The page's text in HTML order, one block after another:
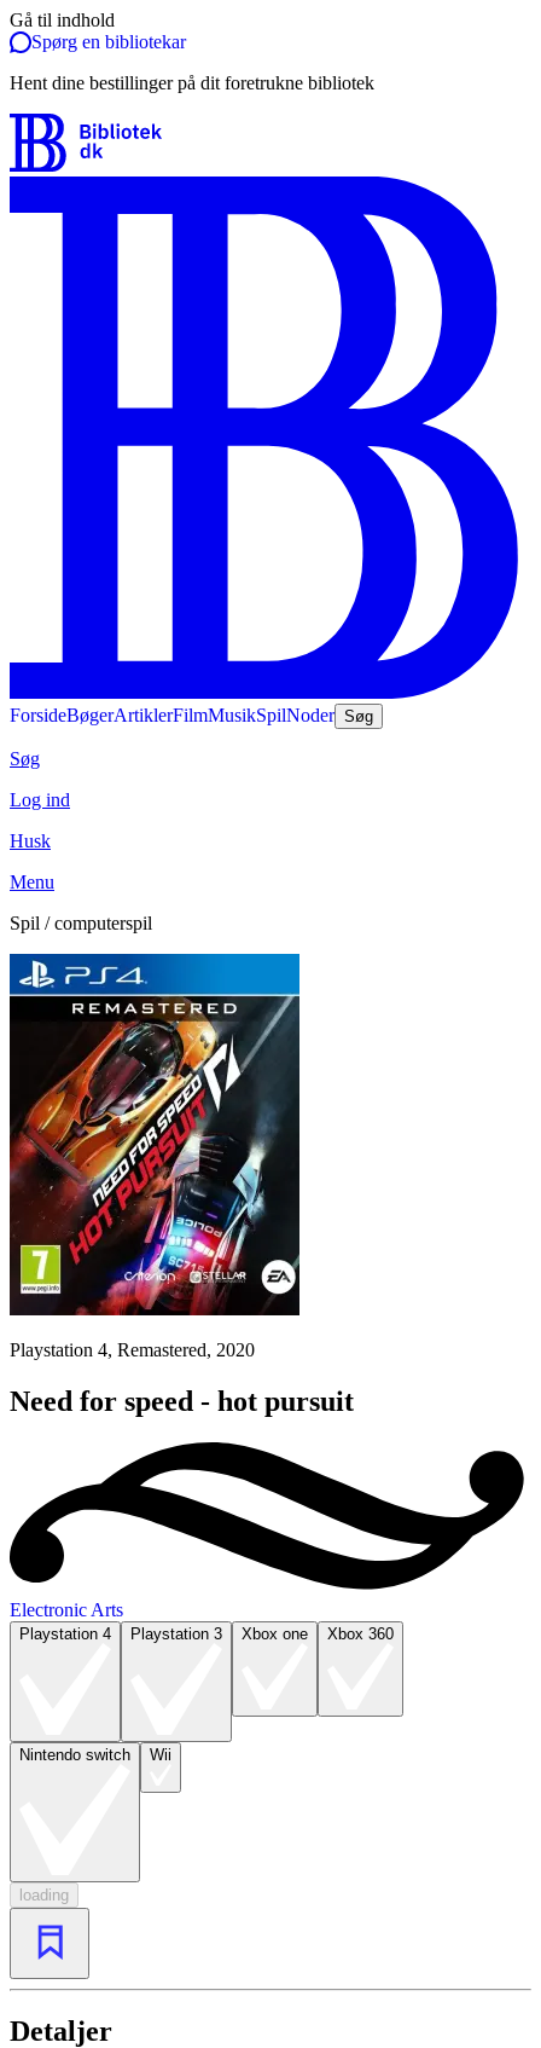
Gå til indhold
Spørg en bibliotekar
Hent dine bestillinger på dit foretrukne bibliotek
ForsideBøgerArtiklerFilmMusikSpilNoder Søg
Søg
Log ind
Husk
Menu
Spil / computerspil
Playstation 4, Remastered, 2020
Need for speed - hot pursuit
Electronic Arts
Playstation 4 Playstation 3 Xbox one Xbox 360
Nintendo switch Wii
loading
Detaljer